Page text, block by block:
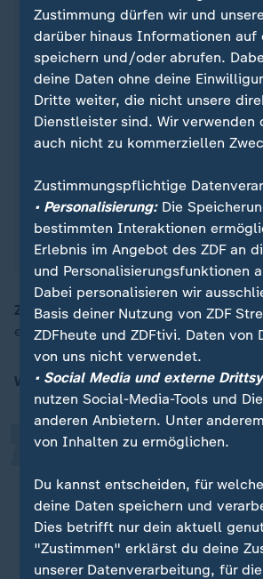
Quelle: ZDF
Veronika Wand-Danielsson,
Sie arbeitet in den Nordischen
seit 25 Jahren fünf nordische
vertreten.
ZDFheute:Ist hier in der
eigentlich irgendetwas von Ikea?
Wand-Danielsson:Ja, viele
Wir haben hier in der
Beispiel Fruchtschalen
könnten auch aus
italienischen
„
Veronika Wand-Danielsson, schwedische
Zustimmung dürfen wir und
darüber hinaus Informationen auf
speichern und/oder abrufen.
deine Daten ohne deine
Dritte weiter, die nicht unsere
Dienstleister sind. Wir verwenden
auch nicht zu kommerziellen
Zustimmungspflichtige
• Personalisierung:Die
bestimmten Interaktionen
Erlebnis im Angebot des ZDF an
und Personalisierungsfunktionen
Dabei personalisieren wir
Basis deiner Nutzung von ZDF
ZDFheute und ZDFtivi. Daten von
von uns nicht verwendet.
• Social Media und externe
nutzen Social-Media-Tools und
anderen Anbietern. Unter
von Inhalten zu ermöglichen.
Du kannst entscheiden, für
deine Daten speichern und
Dies betrifft nur dein aktuell
"Zustimmen" erklärst du deine
unserer Datenverarbeitung, für